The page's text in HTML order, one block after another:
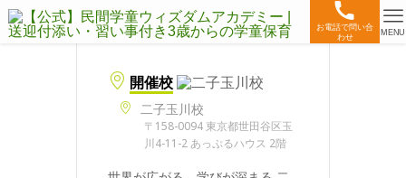
お電話で問い合
わせ
MENU
開催校
二子玉川校
〒158-0094 東京都世田谷区玉
川4-11-2 あっぷるハウス 2階